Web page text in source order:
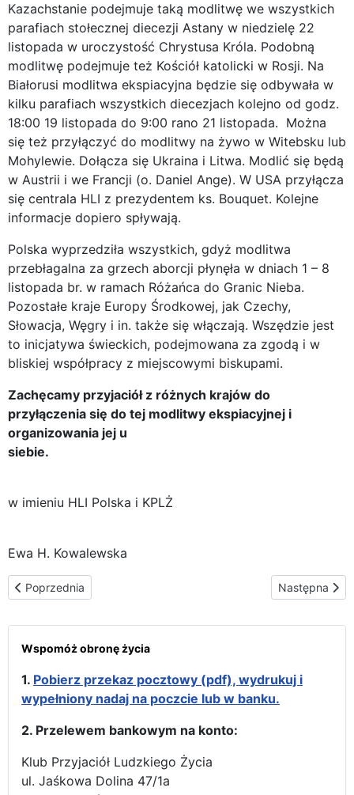
Kazachstanie podejmuje taką modlitwę we wszystkich
parafiach stołecznej diecezji Astany w niedzielę 22
listopada w uroczystość Chrystusa Króla. Podobną
modlitwę podejmuje też Kościół katolicki w Rosji. Na
Białorusi modlitwa ekspiacyjna będzie się odbywała w
kilku parafiach wszystkich diecezjach kolejno od godz.
18:00 19 listopada do 9:00 rano 21 listopada. Można
się też przyłączyć do modlitwy na żywo w Witebsku lub
Mohylewie. Dołącza się Ukraina i Litwa. Modlić się będą
w Austrii i we Francji (o. Daniel Ange). W USA przyłącza
się centrala HLI z prezydentem ks. Bouquet. Kolejne
informacje dopiero spływają.
Polska wyprzedziła wszystkich, gdyż modlitwa
przebłagalna za grzech aborcji płynęła w dniach 1 – 8
listopada br. w ramach Różańca do Granic Nieba.
Pozostałe kraje Europy Środkowej, jak Czechy,
Słowacja, Węgry i in. także się włączają. Wszędzie jest
to inicjatywa świeckich, podejmowana za zgodą i w
bliskiej współpracy z miejscowymi biskupami.
Zachęcamy przyjaciół z różnych krajów do
przyłączenia się do tej modlitwy ekspiacyjnej i
organizowania jej u
siebie.
w imieniu HLI Polska i KPLŻ
Ewa H. Kowalewska
Poprzednia strona: Narodzenie bliźniaczych dzwonów Głos
Poprzednia Następna
Następna
Wspomóż obronę życia
1. Pobierz przekaz pocztowy (pdf), wydrukuj i
wypełniony nadaj na poczcie lub w banku.
2. Przelewem bankowym na konto:
Klub Przyjaciół Ludzkiego Życia
ul. Jaśkowa Dolina 47/1a